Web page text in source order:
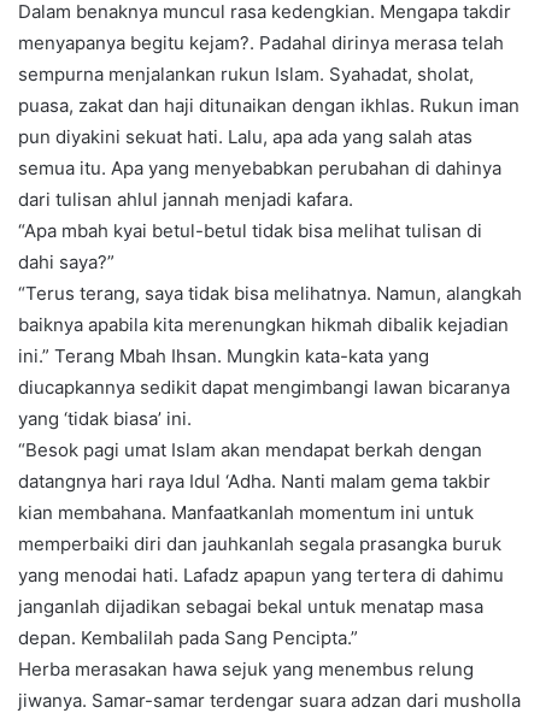
Dalam benaknya muncul rasa kedengkian. Mengapa takdir
menyapanya begitu kejam?. Padahal dirinya merasa telah
sempurna menjalankan rukun Islam. Syahadat, sholat,
puasa, zakat dan haji ditunaikan dengan ikhlas. Rukun iman
pun diyakini sekuat hati. Lalu, apa ada yang salah atas
semua itu. Apa yang menyebabkan perubahan di dahinya
dari tulisan ahlul jannah menjadi kafara.
“Apa mbah kyai betul-betul tidak bisa melihat tulisan di
dahi saya?”
“Terus terang, saya tidak bisa melihatnya. Namun, alangkah
baiknya apabila kita merenungkan hikmah dibalik kejadian
ini.” Terang Mbah Ihsan. Mungkin kata-kata yang
diucapkannya sedikit dapat mengimbangi lawan bicaranya
yang ‘tidak biasa’ ini.
“Besok pagi umat Islam akan mendapat berkah dengan
datangnya hari raya Idul ‘Adha. Nanti malam gema takbir
kian membahana. Manfaatkanlah momentum ini untuk
memperbaiki diri dan jauhkanlah segala prasangka buruk
yang menodai hati. Lafadz apapun yang tertera di dahimu
janganlah dijadikan sebagai bekal untuk menatap masa
depan. Kembalilah pada Sang Pencipta.”
Herba merasakan hawa sejuk yang menembus relung
jiwanya. Samar-samar terdengar suara adzan dari musholla